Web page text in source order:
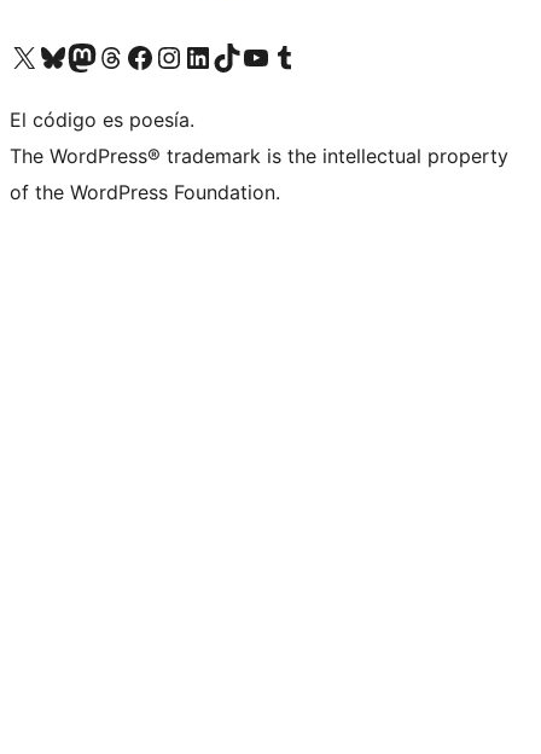
Visita nuestra cuenta de X (anteriormente Twitter)
Visita nuestra cuenta de Bluesky
Visita nuestra cuenta de Mastodon
Visita nuestra cuenta de Threads
Visita nuestra página de Facebook
Visita nuestra cuenta de Instagram
Visita nuestra cuenta de LinkedIn
Visita nuestra cuenta de TikTok
Visita nuestro canal de YouTube
Visita nuestra cuenta de Tumblr
El código es poesía.
The WordPress® trademark is the intellectual property
of the WordPress Foundation.